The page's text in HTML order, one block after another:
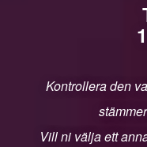
Kontrollera den
Vill ni välja ett